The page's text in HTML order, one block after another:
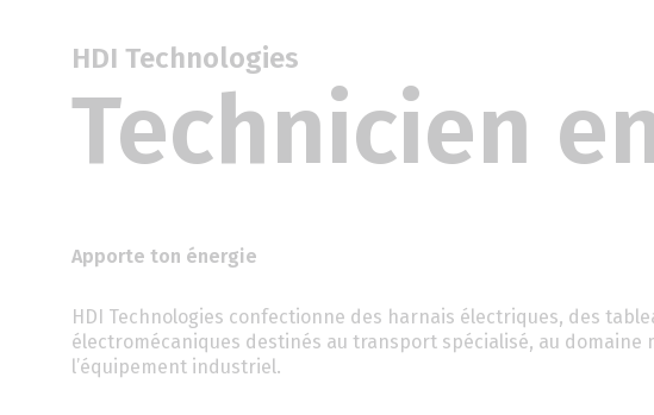
HDI Technologies
Technicien
Apporte ton énergie
HDI Technologies confectionne des harnais électriques, des
électromécaniques destinés au transport spécialisé, au domaine
l’équipement industriel.